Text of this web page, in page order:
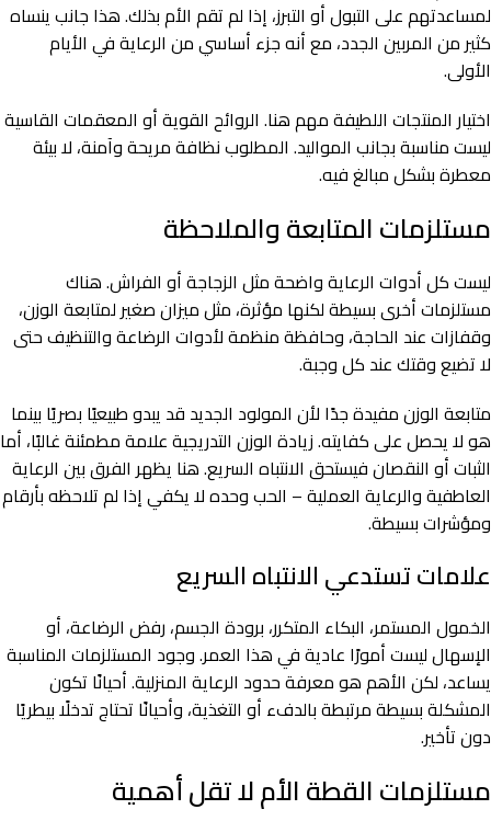
لمساعدتهم على التبول أو التبرز، إذا لم تقم الأم بذلك. هذا جانب ينساه
كثير من المربين الجدد، مع أنه جزء أساسي من الرعاية في الأيام
الأولى.
اختيار المنتجات اللطيفة مهم هنا. الروائح القوية أو المعقمات القاسية
ليست مناسبة بجانب المواليد. المطلوب نظافة مريحة وآمنة، لا بيئة
معطرة بشكل مبالغ فيه.
مستلزمات المتابعة والملاحظة
ليست كل أدوات الرعاية واضحة مثل الزجاجة أو الفراش. هناك
مستلزمات أخرى بسيطة لكنها مؤثرة، مثل ميزان صغير لمتابعة الوزن،
وقفازات عند الحاجة، وحافظة منظمة لأدوات الرضاعة والتنظيف حتى
لا تضيع وقتك عند كل وجبة.
متابعة الوزن مفيدة جدًا لأن المولود الجديد قد يبدو طبيعيًا بصريًا بينما
هو لا يحصل على كفايته. زيادة الوزن التدريجية علامة مطمئنة غالبًا، أما
الثبات أو النقصان فيستحق الانتباه السريع. هنا يظهر الفرق بين الرعاية
العاطفية والرعاية العملية – الحب وحده لا يكفي إذا لم تلاحظه بأرقام
ومؤشرات بسيطة.
علامات تستدعي الانتباه السريع
الخمول المستمر، البكاء المتكرر، برودة الجسم، رفض الرضاعة، أو
الإسهال ليست أمورًا عادية في هذا العمر. وجود المستلزمات المناسبة
يساعد، لكن الأهم هو معرفة حدود الرعاية المنزلية. أحيانًا تكون
المشكلة بسيطة مرتبطة بالدفء أو التغذية، وأحيانًا تحتاج تدخلًا بيطريًا
دون تأخير.
مستلزمات القطة الأم لا تقل أهمية